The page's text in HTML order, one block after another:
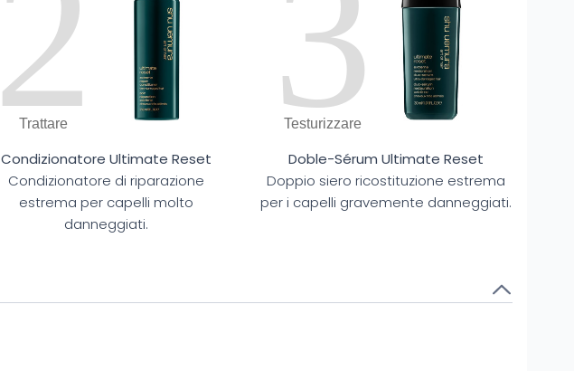
Trattare
Condizionatore Ultimate Reset
Condizionatore di riparazione
estrema per capelli molto
danneggiati.
Testurizzare
Doble-Sérum Ultimate Reset
Doppio siero ricostituzione estrema
per i capelli gravemente danneggiati.